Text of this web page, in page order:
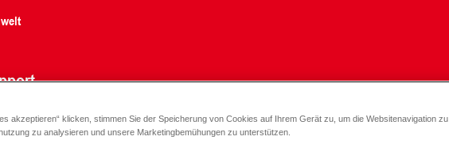
akzeptieren“ klicken, stimmen Sie der Speicherung von Cookies auf Ihrem Gerät zu, um die Websitenavigation zu
zu analysieren und unsere Marketingbemühungen zu unterstützen.